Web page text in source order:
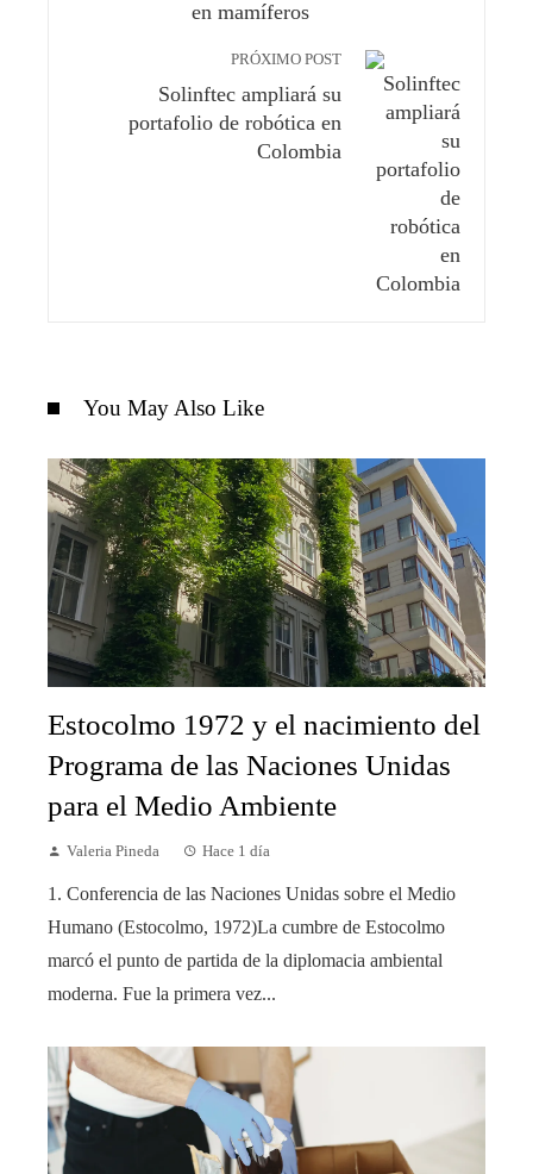
en mamíferos
PRÓXIMO POST
Solinftec ampliará su
portafolio de robótica en
Colombia
You May Also Like
Estocolmo 1972 y el nacimiento del
Programa de las Naciones Unidas
para el Medio Ambiente
Valeria Pineda Hace 1 día
1. Conferencia de las Naciones Unidas sobre el Medio
Humano (Estocolmo, 1972)La cumbre de Estocolmo
marcó el punto de partida de la diplomacia ambiental
moderna. Fue la primera vez...